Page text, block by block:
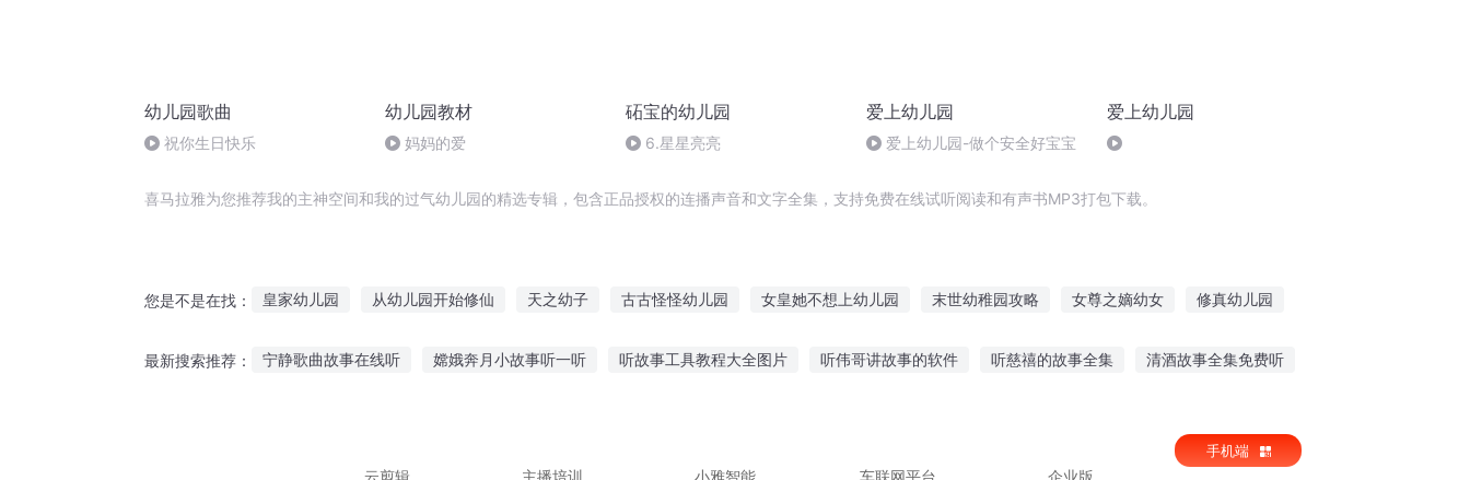
幼儿园歌曲
祝你生日快乐
幼儿园教材
妈妈的爱
砳宝的幼儿园
6.星星亮亮
爱上幼儿园
爱上幼儿园-做个安全好宝宝
爱上幼儿园
喜马拉雅为您推荐我的主神空间和我的过气幼儿园的精选专辑，包含正品授权的连播声音和文字全集，支持免费在线试听阅读和有声书MP3打包下载。
您是不是在找： 皇家幼儿园 从幼儿园开始修仙 天之幼子 古古怪怪幼儿园 女皇她不想上幼儿园 末世幼稚园攻略 女尊之嫡幼女 修真幼儿园
最新搜索推荐： 宁静歌曲故事在线听 嫦娥奔月小故事听一听 听故事工具教程大全图片 听伟哥讲故事的软件 听慈禧的故事全集 清酒故事全集免费听
云剪辑
主播培训 小雅智能 车联网平台 企业版
手机端